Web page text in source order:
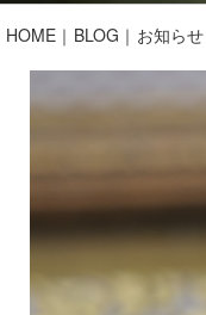
HOME BLOG お知らせ